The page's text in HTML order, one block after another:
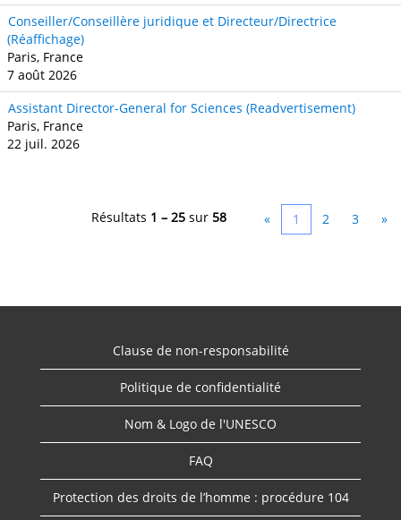
Conseiller/Conseillère juridique et Directeur/Directrice
(Réaffichage)
Paris, France
7 août 2026
Assistant Director-General for Sciences (Readvertisement)
Paris, France
22 juil. 2026
Résultats 1 – 25 sur 58 « 1 2 3 »
Clause de non-responsabilité
Politique de confidentialité
Nom & Logo de l'UNESCO
FAQ
Protection des droits de l’homme : procédure 104